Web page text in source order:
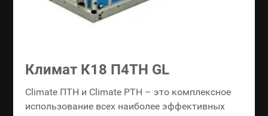
Климат К18 П4ТН GL
Climate ПТН и Climate РТН – это комплексное
использование всех наиболее эффективных